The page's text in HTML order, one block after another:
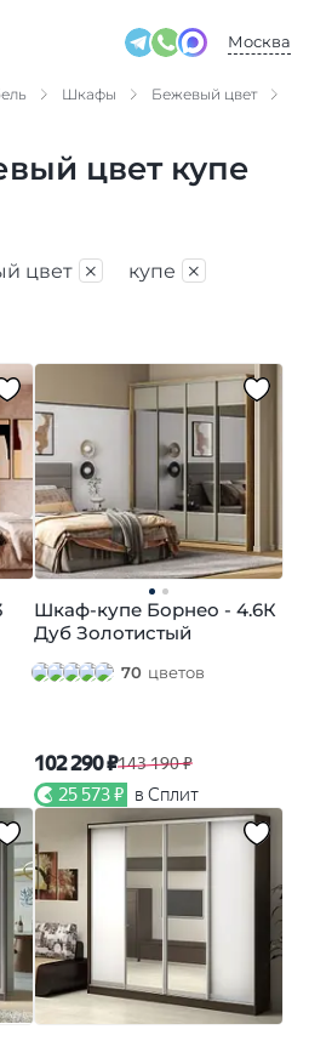
Москва
Шкафы Бежевый цвет
цвет купе
цвет × купе ×
Шкаф-купе Борнео - 4.6К
Дуб Золотистый
70 цветов
102 290 ₽143 190 ₽
25 573 ₽ в Сплит